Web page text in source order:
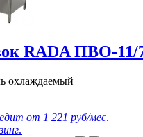
RADA ПВО-
охлаждаемый
от 1 221 руб/мес.
.